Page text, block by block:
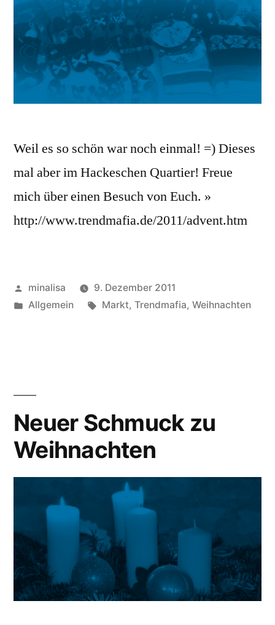
Weil es so schön war noch einmal! =) Dieses
mal aber im Hackeschen Quartier! Freue
mich über einen Besuch von Euch. »
http://www.trendmafia.de/2011/advent.htm
Veröffentlicht
von
minalisa
9. Dezember 2011
Veröffentlicht
Allgemein Schlagwörter:
Markt, Trendmafia, Weihnachten
Neuer Schmuck zu
Weihnachten